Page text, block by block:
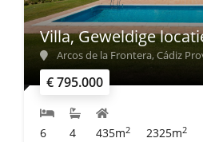
€ 795.000
Villa, Geweldige
Arcos de la Frontera, Cádiz
6 4 435m2 2325m2